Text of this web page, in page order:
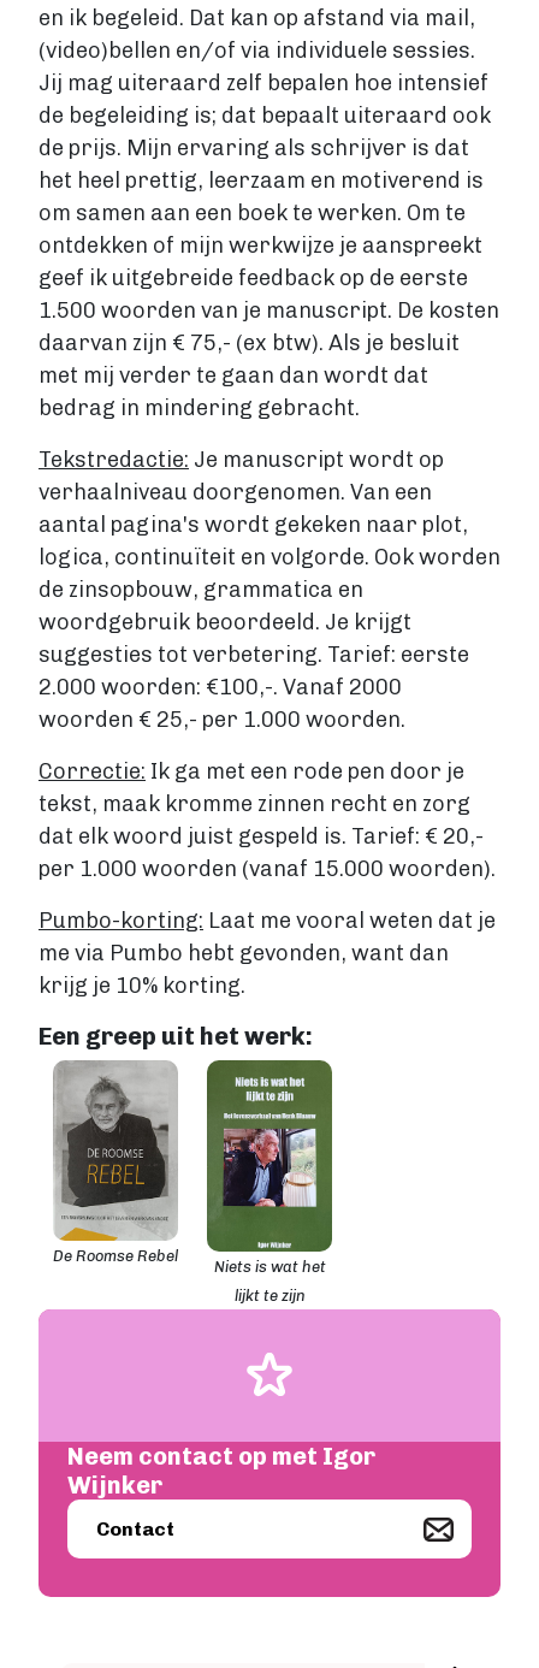
Account maken
en ik begeleid. Dat kan op afstand via mail,
(video)bellen en/of via individuele sessies.
Jij mag uiteraard zelf bepalen hoe intensief
de begeleiding is; dat bepaalt uiteraard ook
de prijs. Mijn ervaring als schrijver is dat
het heel prettig, leerzaam en motiverend is
om samen aan een boek te werken. Om te
ontdekken of mijn werkwijze je aanspreekt
geef ik uitgebreide feedback op de eerste
1.500 woorden van je manuscript. De kosten
daarvan zijn € 75,- (ex btw). Als je besluit
met mij verder te gaan dan wordt dat
bedrag in mindering gebracht.
Tekstredactie: Je manuscript wordt op
verhaalniveau doorgenomen. Van een
aantal pagina's wordt gekeken naar plot,
logica, continuïteit en volgorde. Ook worden
de zinsopbouw, grammatica en
woordgebruik beoordeeld. Je krijgt
suggesties tot verbetering. Tarief: eerste
2.000 woorden: €100,-. Vanaf 2000
woorden € 25,- per 1.000 woorden.
Correctie: Ik ga met een rode pen door je
tekst, maak kromme zinnen recht en zorg
dat elk woord juist gespeld is. Tarief: € 20,-
per 1.000 woorden (vanaf 15.000 woorden).
Pumbo-korting: Laat me vooral weten dat je
me via Pumbo hebt gevonden, want dan
krijg je 10% korting.
Een greep uit het werk:
Image
De Roomse Rebel
Image
Niets is wat het
lijkt te zijn
Image
Neem contact op met Igor
Wijnker
Image
Contact